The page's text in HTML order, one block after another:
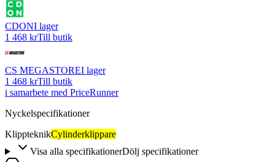
CDONI lager
1 468 krTill butik
CS MEGASTOREI lager
1 468 krTill butik
i samarbete med PriceRunner
Nyckelspecifikationer
KlippteknikCylinderklippare
Visa alla specifikationerDölj specifikationer